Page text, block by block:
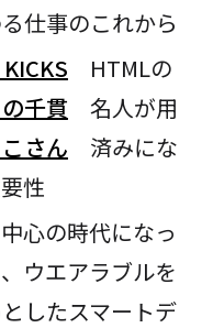
仕事のこれから
千貫
さん
HTMLの
名人が用
済みにな
性
心の時代になっ
ウエアラブルを
したスマートデ